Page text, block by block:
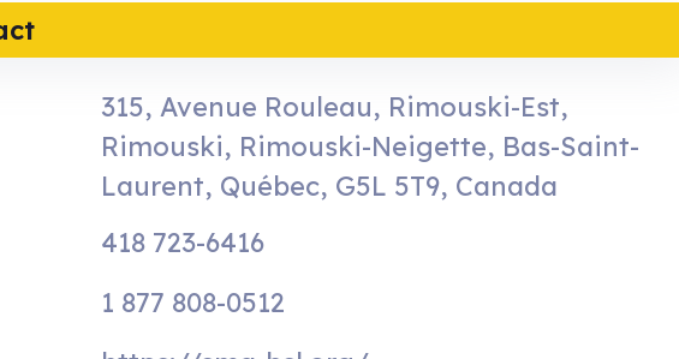
315, Avenue Rouleau, Rimouski-Est,
Rimouski, Rimouski-Neigette, Bas-Saint-
Laurent, Québec, G5L 5T9, Canada
418 723-6416
1 877 808-0512